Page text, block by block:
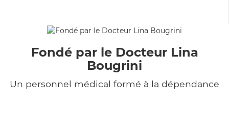
Fondé par le Docteur Lina
Bougrini
Un personnel médical formé à la dépendance